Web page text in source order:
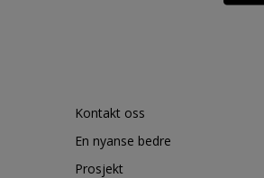
Kontakt oss
En nyanse bedre
Prosjekt